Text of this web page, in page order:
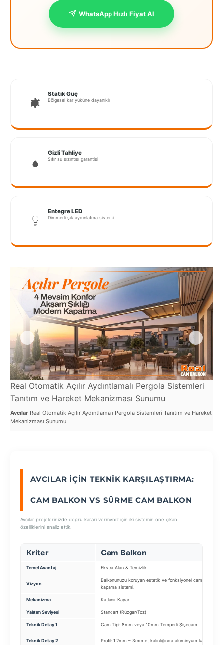
WhatsApp Hızlı Fiyat Al
Statik Güç
Bölgesel kar yüküne dayanıklı
Gizli Tahliye
Sıfır su sızıntısı garantisi
Entegre LED
Dimmerli şık aydınlatma sistemi
Real Otomatik Açılır Aydıntlamalı Pergola Sistemleri
Tanıtım ve Hareket Mekanizması Sunumu
Avcılar Real Otomatik Açılır Aydıntlamalı Pergola Sistemleri Tanıtım ve Hareket
Mekanizması Sunumu
AVCILAR İÇIN TEKNIK KARŞILAŞTIRMA:
CAM BALKON VS SÜRME CAM BALKON
Avcılar projelerinizde doğru kararı vermeniz için iki sistemin öne çıkan
özelliklerini analiz ettik.
Kriter Cam Balkon
Temel Avantaj Ekstra Alan & Temizlik
Vizyon
Balkonunuzu koruyan estetik ve fonksiyonel cam
kapama sistemi.
Mekanizma Katlanır Kayar
Yalıtım Seviyesi Standart (Rüzgar/Toz)
Teknik Detay 1 Cam Tipi: 8mm veya 10mm Temperli Şişecam
Teknik Detay 2 Profil: 1.2mm – 3mm et kalınlığında alüminyum kasa
Anadolu
İstanbul
Kocaeli
Muğla
Coquitlam
Sarajevo
Sivas
switzerland
Tilburg
Van
Yalova
VAZGEÇ